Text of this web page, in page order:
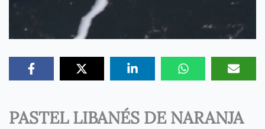
PASTEL LIBANÉS DE NARANJA